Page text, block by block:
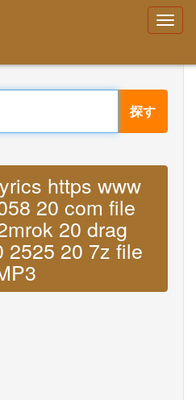
探す
https www
20 com file
20 drag
2525 20 7z file